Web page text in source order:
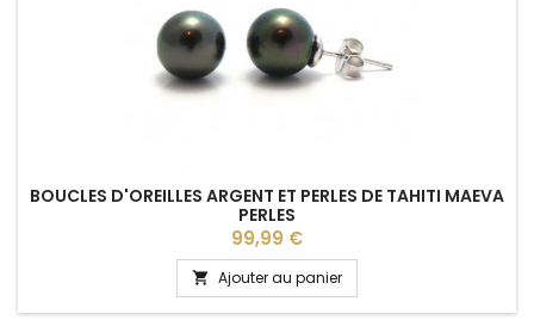
BOUCLES D'OREILLES ARGENT ET PERLES DE TAHITI MAEVA
PERLES
Prix
99,99 €
 Ajouter au panier